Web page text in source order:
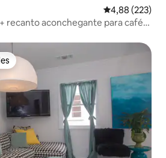
4,88 de uma
4,88 (223)
recanto aconchegante para café